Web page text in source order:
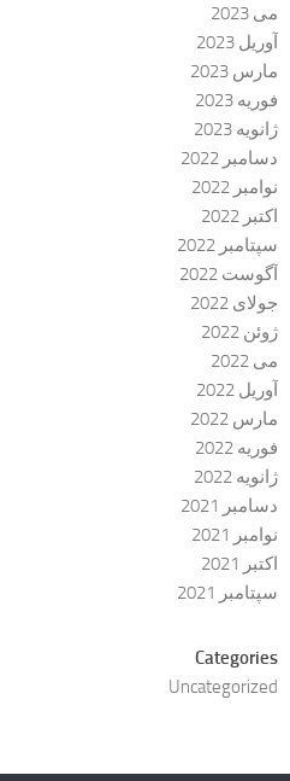
می 2023
آوریل 2023
مارس 2023
فوریه 2023
ژانویه 2023
دسامبر 2022
نوامبر 2022
اکتبر 2022
سپتامبر 2022
آگوست 2022
جولای 2022
ژوئن 2022
می 2022
آوریل 2022
مارس 2022
فوریه 2022
ژانویه 2022
دسامبر 2021
نوامبر 2021
اکتبر 2021
سپتامبر 2021
Categories
Uncategorized